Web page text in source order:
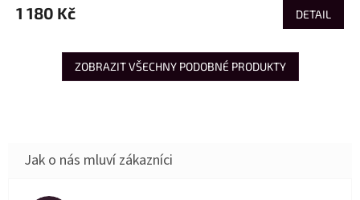
1 180 Kč DETAIL
ZOBRAZIT VŠECHNY PODOBNÉ PRODUKTY